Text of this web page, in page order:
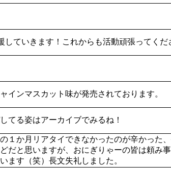
ていきます！これからも活動頑張ってくだ
インマスカット味が発売されております。
てる姿はアーカイブでみるね！
１か月リアタイできなかったのが辛かった
だと思いますが、おにぎりゃーの皆は頼み
ます（笑）長文失礼しました。